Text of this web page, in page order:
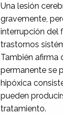
Una lesión
gravemente,
interrupción del
trastornos
También afirma
permanente se
hipóxica
pueden
tratamiento.